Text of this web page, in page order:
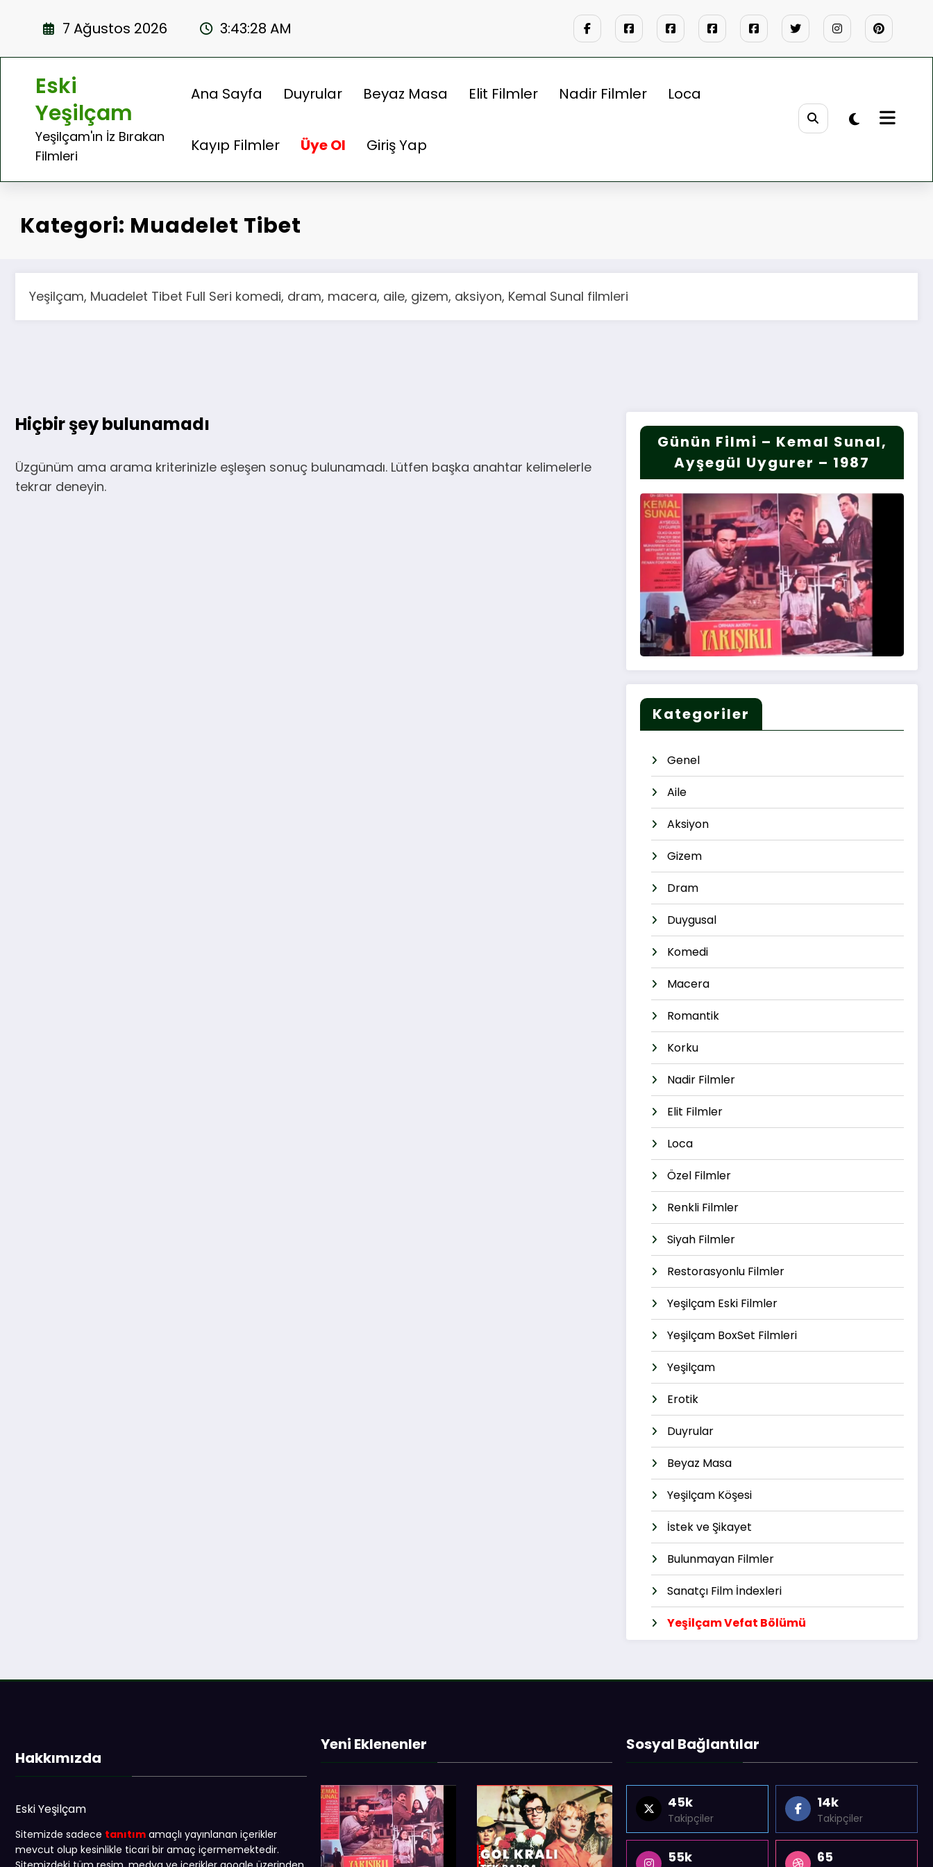
7 Ağustos 2026 3:43:28 AM
Eski
Yeşilçam
Yeşilçam'ın İz Bırakan
Filmleri
Ana Sayfa Duyrular Beyaz Masa Elit Filmler Nadir Filmler Loca
Kayıp Filmler Üye Ol Giriş Yap
Kategori: Muadelet Tibet
Yeşilçam, Muadelet Tibet Full Seri komedi, dram, macera, aile, gizem, aksiyon, Kemal Sunal filmleri
Hiçbir şey bulunamadı
Üzgünüm ama arama kriterinizle eşleşen sonuç bulunamadı. Lütfen başka anahtar kelimelerle
tekrar deneyin.
Günün Filmi – Kemal Sunal,
Ayşegül Uygurer – 1987
Kategoriler
Genel
Aile
Aksiyon
Gizem
Dram
Duygusal
Komedi
Macera
Romantik
Korku
Nadir Filmler
Elit Filmler
Loca
Özel Filmler
Renkli Filmler
Siyah Filmler
Restorasyonlu Filmler
Yeşilçam Eski Filmler
Yeşilçam BoxSet Filmleri
Yeşilçam
Erotik
Duyrular
Beyaz Masa
Yeşilçam Köşesi
İstek ve Şikayet
Bulunmayan Filmler
Sanatçı Film İndexleri
Yeşilçam Vefat Bölümü
Hakkımızda
Eski Yeşilçam
Sitemizde sadece tanıtım amaçlı yayınlanan içerikler
mevcut olup kesinlikle ticari bir amaç içermemektedir.
Yeni Eklenenler Sosyal Bağlantılar
45k
Takipçiler
14k
Takipçiler
55k 65